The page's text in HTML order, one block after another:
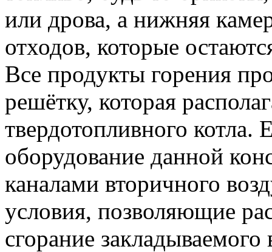
или дрова, а нижняя
отходов, которые
Все продукты горения
решётку, которая
твердотопливного котла.
оборудование данной
каналами вторичного
условия, позволяющие
сгорание